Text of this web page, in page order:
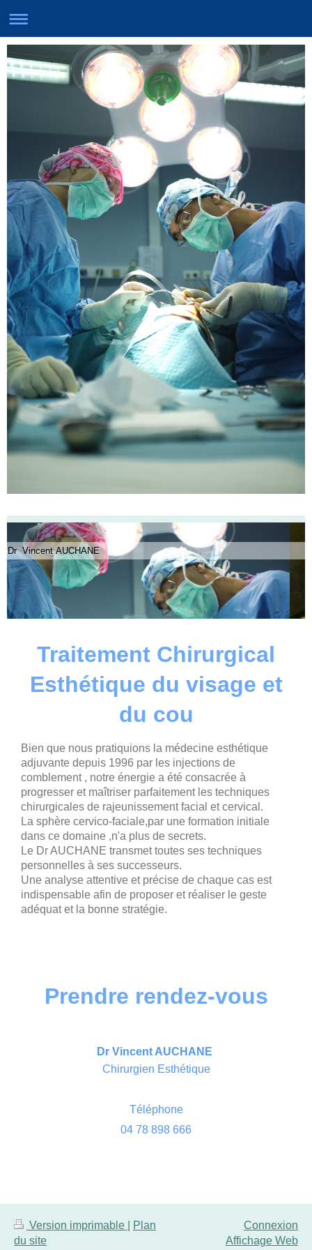
Dr Vincent AUCHANE
Traitement Chirurgical
Esthétique du visage et
du cou
Bien que nous pratiquions la médecine esthétique
adjuvante depuis 1996 par les injections de
comblement , notre énergie a été consacrée à
progresser et maîtriser parfaitement les techniques
chirurgicales de rajeunissement facial et cervical.
La sphère cervico-faciale,par une formation initiale
dans ce domaine ,n'a plus de secrets.
Le Dr AUCHANE transmet toutes ses techniques
personnelles à ses successeurs.
Une analyse attentive et précise de chaque cas est
indispensable afin de proposer et réaliser le geste
adéquat et la bonne stratégie.
Prendre rendez-vous
Dr Vincent AUCHANE
Chirurgien Esthétique
Téléphone
04 78 898 666
Version imprimable
Plan
du site
Connexion
Affichage Web